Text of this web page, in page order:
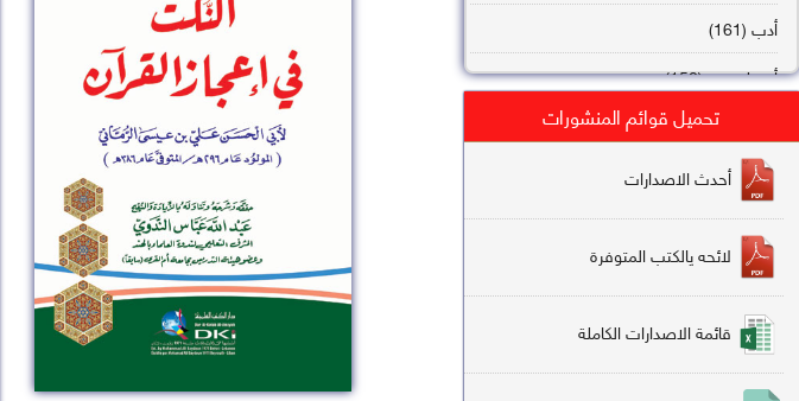
أدب (161)
أصول فقه (158)
تاريخ (138)
فقه شافعي (132)
فقه حنفي (113)
فقه مالكي (112)
تفسير قرآن (106)
تحميل قوائم المنشورات
أحدث الاصدارات
لائحه يالكتب المتوفرة
قائمة الاصدارات الكاملة